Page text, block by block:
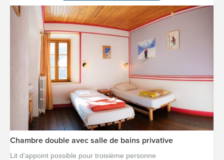
[voir la fiche détail]
Chambre double avec salle de bains privative
Lit d'appoint possible pour troisième personne